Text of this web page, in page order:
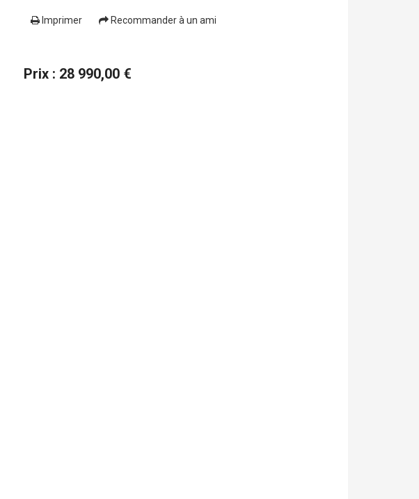
Imprimer Recommander à un ami
Prix : 28 990,00 €